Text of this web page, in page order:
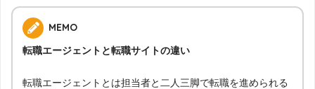
MEMO
転職エージェントと転職サイトの違い
転職エージェントとは担当者と二人三脚で転職を進められる